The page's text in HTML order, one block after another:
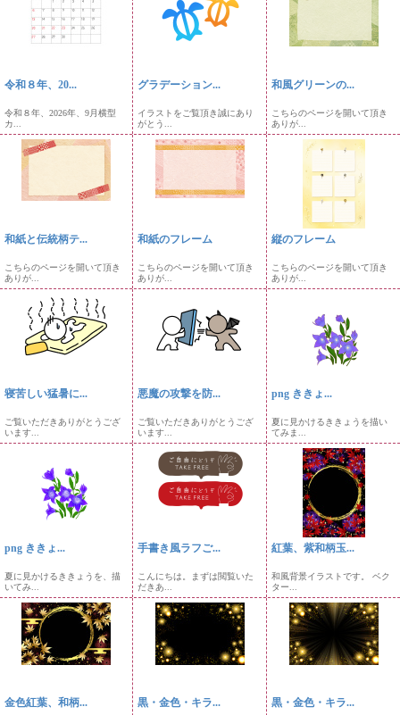
令和８年、20...
令和８年、2026年、9月横型
カ...
グラデーション...
イラストをご覧頂き誠にあり
がとう...
和風グリーンの...
こちらのページを開いて頂き
ありが...
和紙と伝統柄テ...
こちらのページを開いて頂き
ありが...
和紙のフレーム
こちらのページを開いて頂き
ありが...
縦のフレーム
こちらのページを開いて頂き
ありが...
寝苦しい猛暑に...
ご覧いただきありがとうござ
います...
悪魔の攻撃を防...
ご覧いただきありがとうござ
います...
png ききょ...
夏に見かけるききょうを描い
てみま...
png ききょ...
夏に見かけるききょうを、描
いてみ...
手書き風ラフご...
こんにちは。まずは閲覧いた
だきあ...
紅葉、紫和柄玉...
和風背景イラストです。 ベク
ター...
金色紅葉、和柄... 黒・金色・キラ... 黒・金色・キラ...